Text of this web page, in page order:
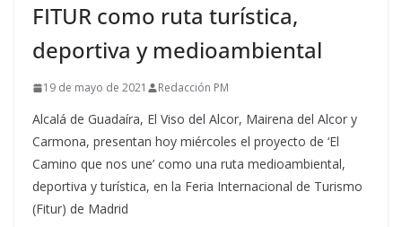
FITUR como ruta turística,
deportiva y medioambiental
19 de mayo de 2021 Redacción PM
Alcalá de Guadaíra, El Viso del Alcor, Mairena del Alcor y
Carmona, presentan hoy miércoles el proyecto de ‘El
Camino que nos une’ como una ruta medioambiental,
deportiva y turística, en la Feria Internacional de Turismo
(Fitur) de Madrid